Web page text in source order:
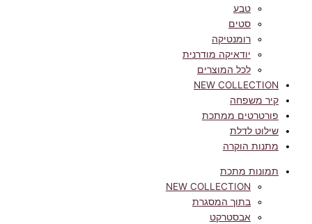
טבע
סטים
רומנטיקה
יודאיקה מודרנית
לכל המוצרים
NEW COLLECTION
קיר משפחה
פורטרטים ממתכת
שילוט לדלת
מתנות הוקרה
תמונות מתכת
NEW COLLECTION
בתוך המסגרת
אבסטרקט